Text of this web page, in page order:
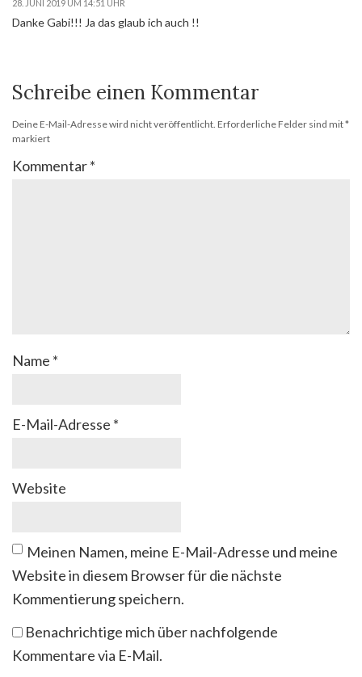
28. JUNI 2019 UM 14:51 UHR
Danke Gabi!!! Ja das glaub ich auch !!
Schreibe einen Kommentar
Deine E-Mail-Adresse wird nicht veröffentlicht. Erforderliche Felder sind mit*
markiert
Kommentar*
Name *
E-Mail-Adresse *
Website
Meinen Namen, meine E-Mail-Adresse und meine
Website in diesem Browser für die nächste
Kommentierung speichern.
Benachrichtige mich über nachfolgende
Kommentare via E-Mail.